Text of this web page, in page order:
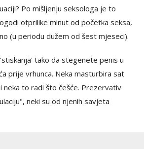
Po mišljenju seksologa je to
otprilike minut od početka seksa,
(u periodu dužem od šest mjeseci).
tako da stegenete penis u
prije vrhunca. Neka masturbira sat
neka to radi što češće. Prezervativ
neki su od njenih savjeta